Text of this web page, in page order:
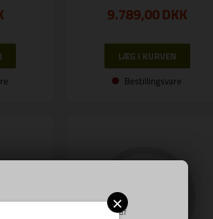
informationen til forbedring af
9.789,00DKK
Bestillingsvare
×